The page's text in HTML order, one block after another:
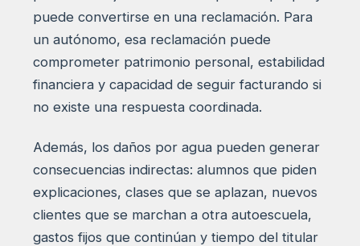
puede convertirse en una reclamación. Para
un autónomo, esa reclamación puede
comprometer patrimonio personal, estabilidad
financiera y capacidad de seguir facturando si
no existe una respuesta coordinada.
Además, los daños por agua pueden generar
consecuencias indirectas: alumnos que piden
explicaciones, clases que se aplazan, nuevos
clientes que se marchan a otra autoescuela,
gastos fijos que continúan y tiempo del titular